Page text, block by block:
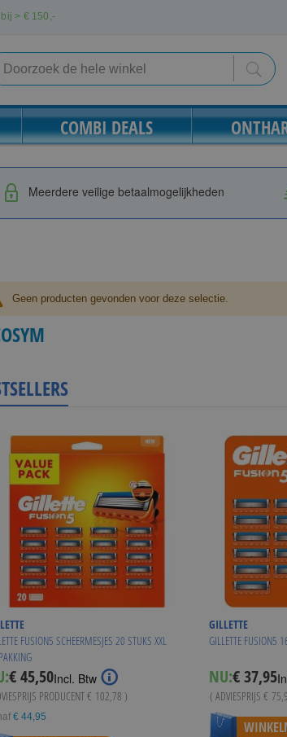
> €150,-
Search
COMBI DEALS
Meerdere veilige betaalmogelijkheden
Geen producten gevonden voor deze selectie.
FUSION5 SCHEERMESJES 20 STUKS XXL
€ 45,50Incl. Btw
PRODUCENT€ 102,78 )
€ 44,95
GILLETTE
GILLETTE FUSION5
NU:Special
Price
€ 37,95
( ADVIESPRIJS €